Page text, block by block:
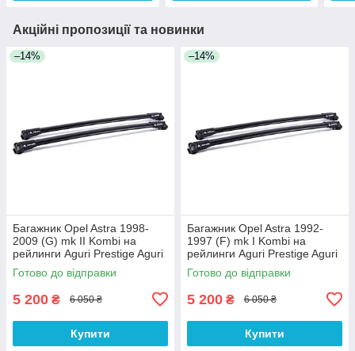
Акційні пропозиції та новинки
–14%
Багажник Opel Astra 1998-
2009 (G) mk II Kombi на
рейлинги Aguri Prestige Aguri
Готово до відправки
5 200 ₴ 6 050 ₴
Купити
–14%
Багажник Opel Astra 1992-
1997 (F) mk I Kombi на
рейлинги Aguri Prestige Aguri
Готово до відправки
5 200 ₴ 6 050 ₴
Купити